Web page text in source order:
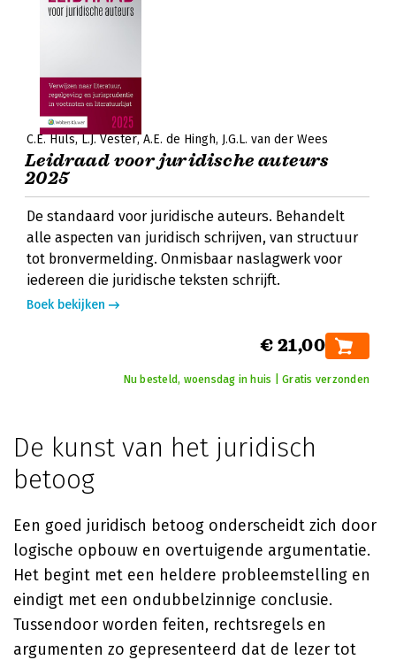
C.E. Huls L.J. Vester A.E. de Hingh J.G.L. van der Wees
Leidraad voor juridische auteurs
2025
De standaard voor juridische auteurs. Behandelt
alle aspecten van juridisch schrijven, van structuur
tot bronvermelding. Onmisbaar naslagwerk voor
iedereen die juridische teksten schrijft.
Boek bekijken
€ 21,00
Nu besteld, woensdag in huis | Gratis verzonden
De kunst van het juridisch
betoog
Een goed juridisch betoog onderscheidt zich door
logische opbouw en overtuigende argumentatie.
Het begint met een heldere probleemstelling en
eindigt met een ondubbelzinnige conclusie.
Tussendoor worden feiten, rechtsregels en
argumenten zo gepresenteerd dat de lezer tot